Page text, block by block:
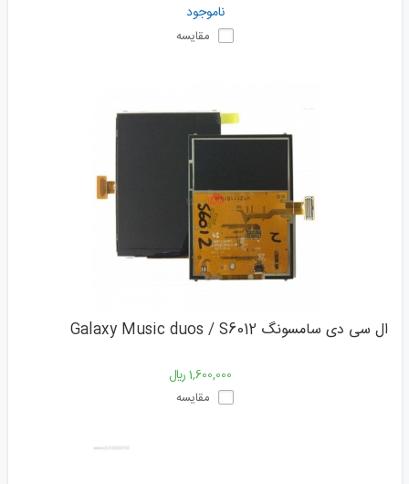
ناموجود
مقایسه
ال سی دی سامسونگ Galaxy Music duos / S6012
1,600,000 ﷼
مقایسه